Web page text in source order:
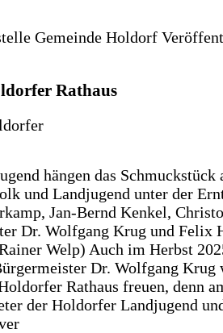
Gemeinde Holdorf
Rathaus
hängen das Schmuckstück
und Landjugend unter der
Jan-Bernd Kenkel,
Dr. Wolfgang Krug und Felix
Welp) Auch im Herbst
Dr. Wolfgang Krug
Rathaus freuen, denn
der Holdorfer Landjugend